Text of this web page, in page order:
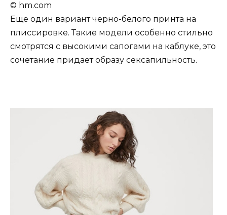
© hm.com
Еще один вариант черно-белого принта на
плиссировке. Такие модели особенно стильно
смотрятся с высокими сапогами на каблуке, это
сочетание придает образу сексапильность.